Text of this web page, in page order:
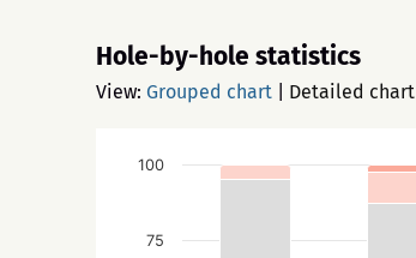
Hole-by-hole statistics
View: Grouped chart Detailed chart
75
100